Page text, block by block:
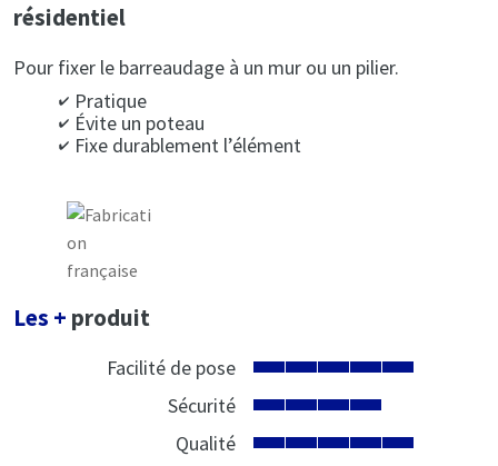
résidentiel
Pour fixer le barreaudage à un mur ou un pilier.
Pratique
Évite un poteau
Fixe durablement l’élément
Les + produit
Facilité de pose
Sécurité
Qualité